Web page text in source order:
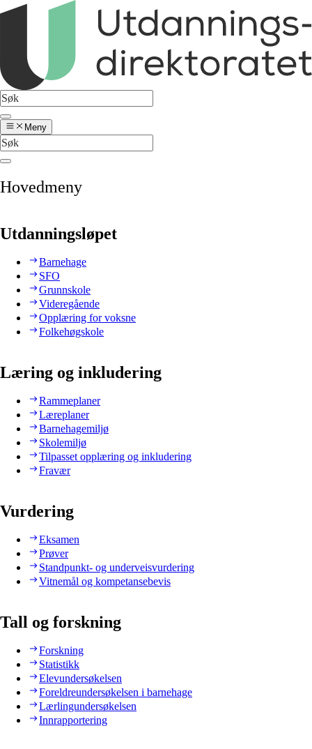
Meny
Hovedmeny
Utdanningsløpet
Barnehage
SFO
Grunnskole
Videregående
Opplæring for voksne
Folkehøgskole
Læring og inkludering
Rammeplaner
Læreplaner
Barnehagemiljø
Skolemiljø
Tilpasset opplæring og inkludering
Fravær
Vurdering
Eksamen
Prøver
Standpunkt- og underveisvurdering
Vitnemål og kompetansebevis
Tall og forskning
Forskning
Statistikk
Elevundersøkelsen
Foreldreundersøkelsen i barnehage
Lærlingundersøkelsen
Innrapportering